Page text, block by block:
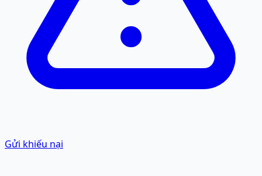
Gửi khiếu nại